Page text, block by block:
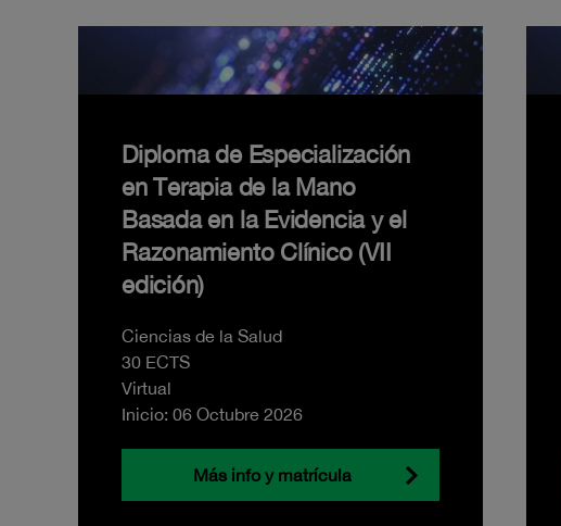
Diploma de Especialización
en Terapia de la Mano
Basada en la Evidencia y el
Razonamiento Clínico (VII
edición)
Ciencias de la Salud
30 ECTS
Virtual
Inicio: 06 Octubre 2026
Más info y matrícula